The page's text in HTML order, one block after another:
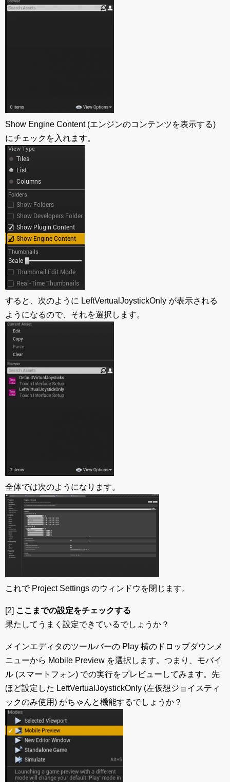
Show Engine Content (エンジンのコンテンツを表示する)
にチェックを入れます。
すると、次のように LeftVertualJoystickOnly が表示される
ようになるので、それを選択します。
全体では次のようになります。
これで Project Settings のウィンドウを閉じます。
[2] ここまでの設定をチェックする
果たしてうまく設定できているでしょうか？
メインエディタのツールバーの Play 横のドロップダウンメ
ニューから Mobile Preview を選択します。つまり、モバイ
ル (スマートフォン) での実行をプレビューしてみます。先
ほど設定した LeftVertualJoystickOnly (左仮想ジョイスティ
ックのみ使用) がちゃんと機能するでしょうか？